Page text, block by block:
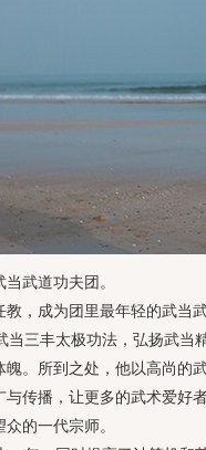
道功夫团。
成为团里最年轻的武当武
丰太极功法，弘扬武当
魄。所到之处，他以高尚的
与传播，让更多的武术爱好
的一代宗师。